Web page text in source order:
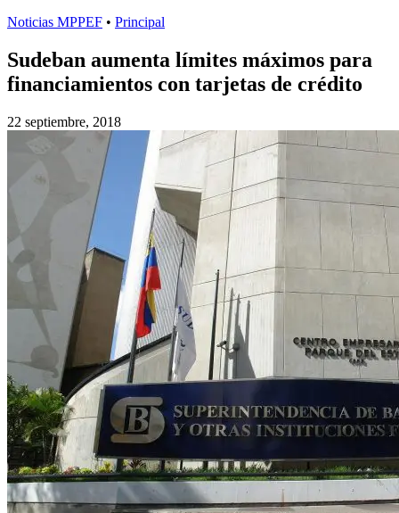
Noticias MPPEF • Principal
Sudeban aumenta límites máximos para
financiamientos con tarjetas de crédito
22 septiembre, 2018